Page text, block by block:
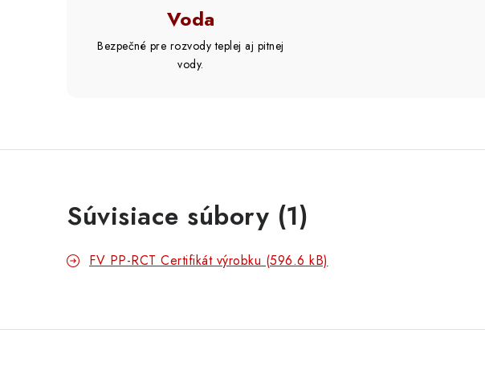
Voda
Bezpečné pre rozvody teplej aj pitnej
vody.
Súvisiace súbory (1)
FV PP-RCT Certifikát výrobku (596.6 kB)